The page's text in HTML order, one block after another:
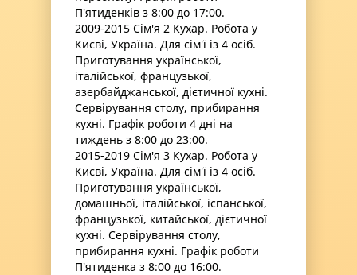
П'ятиденків з 8:00 до 17:00.
2009-2015 Сім'я 2 Кухар. Робота у
Києві, Україна. Для сім'ї із 4 осіб.
Приготування української,
італійської, французької,
азербайджанської, дієтичної кухні.
Сервірування столу, прибирання
кухні. Графік роботи 4 дні на
тиждень з 8:00 до 23:00.
2015-2019 Сім'я 3 Кухар. Робота у
Києві, Україна. Для сім'ї із 4 осіб.
Приготування української,
домашньої, італійської, іспанської,
французької, китайської, дієтичної
кухні. Сервірування столу,
прибирання кухні. Графік роботи
П'ятиденка з 8:00 до 16:00.